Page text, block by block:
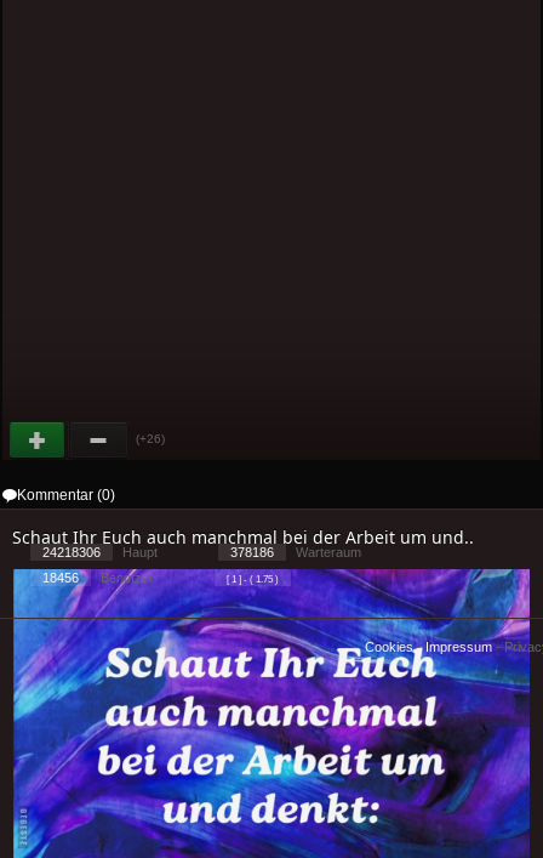
(+26)
Kommentar (0)
Schaut Ihr Euch auch manchmal bei der Arbeit um und..
24218306 Haupt 378186
Warteraum
18456
Benutzer [ 1 ] - ( 1.75 )
Cookies- Impressum-